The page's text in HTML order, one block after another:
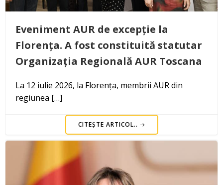
Eveniment AUR de excepție la
Florența. A fost constituită statutar
Organizația Regională AUR Toscana
La 12 iulie 2026, la Florența, membrii AUR din
regiunea […]
CITEȘTE ARTICOL..